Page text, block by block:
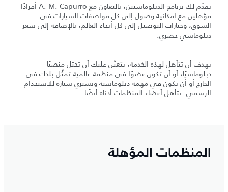
يقدّم لك برنامج الدبلوماسيين، بالتعاون مع A.‎ M.‎ Capurro أفرادًا
مؤهلين مع إمكانية وصول إلى كل مواصفات السيارات في
السوق، وخيارات التوصيل إلى كل أنحاء العالم، بالإضافة إلى سعر
دبلوماسي حصري.
بهدف أن تتأهل لهذه الخدمة، يتعيّن عليك أن تحتل منصبًا
دبلوماسيًا، أو أن تكون عضوًا في منظمة عالمية تمثّل بلدك في
الخارج أو أن تكون في مهمة دبلوماسية وتشتري سيارة للاستخدام
الرسمي. يتأهل أعضاء المنظمات أدناه أيضًا.
المنظمات المؤهلة